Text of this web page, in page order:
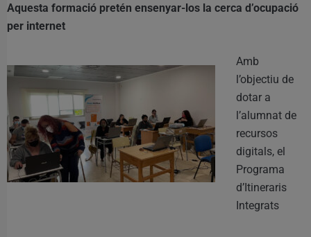
Aquesta formació pretén ensenyar-los la cerca d’ocupació
per internet
Amb
l’objectiu de
dotar a
l’alumnat de
recursos
digitals, el
Programa
d’Itineraris
Integrats